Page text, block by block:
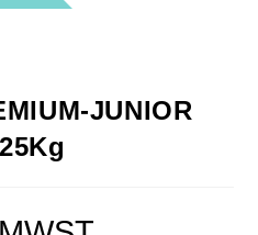
JUNIOR